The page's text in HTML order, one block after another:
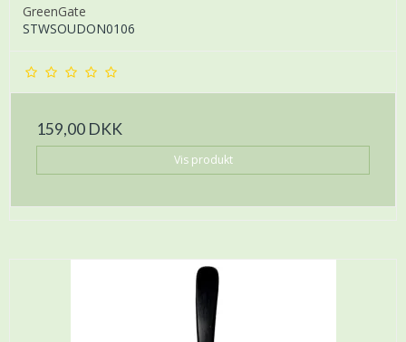
GreenGate
STWSOUDON0106
159,00 DKK
Vis produkt